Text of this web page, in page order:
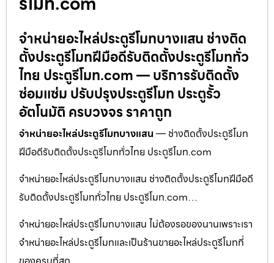
จำหน่ายอะไหล่ประตูรีโมทบางแสน ช่างติด
ตั้งประตูรีโมทฝีมือดีรับติดตั้งประตูรีโมททั่ว
ไทย ประตูรีโมท.com — บริการรับติดตั้ง
ซ่อมแซ่ม ปรับปรุงประตูรีโมท ประตูรั้ว
อัตโนมัติ ครบวงจร ราคาถูก
จำหน่ายอะไหล่ประตูรีโมทบางแสน — ช่างติดตั้งประตูรีโมท
ฝีมือดีรับติดตั้งประตูรีโมททั่วไทย ประตูรีโมท.com
จำหน่ายอะไหล่ประตูรีโมทบางแสน ช่างติดตั้งประตูรีโมทฝีมือดี
รับติดตั้งประตูรีโมททั่วไทย ประตูรีโมท.com…
จำหน่ายอะไหล่ประตูรีโมทบางแสน ไม่ต้องรอของนานเพราะเรา
จำหน่ายอะไหล่ประตูรีโมทและเป็นร้านขายอะไหล่ประตูรีโมทที่